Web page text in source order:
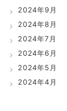
2024年9月
2024年8月
2024年7月
2024年6月
2024年5月
2024年4月